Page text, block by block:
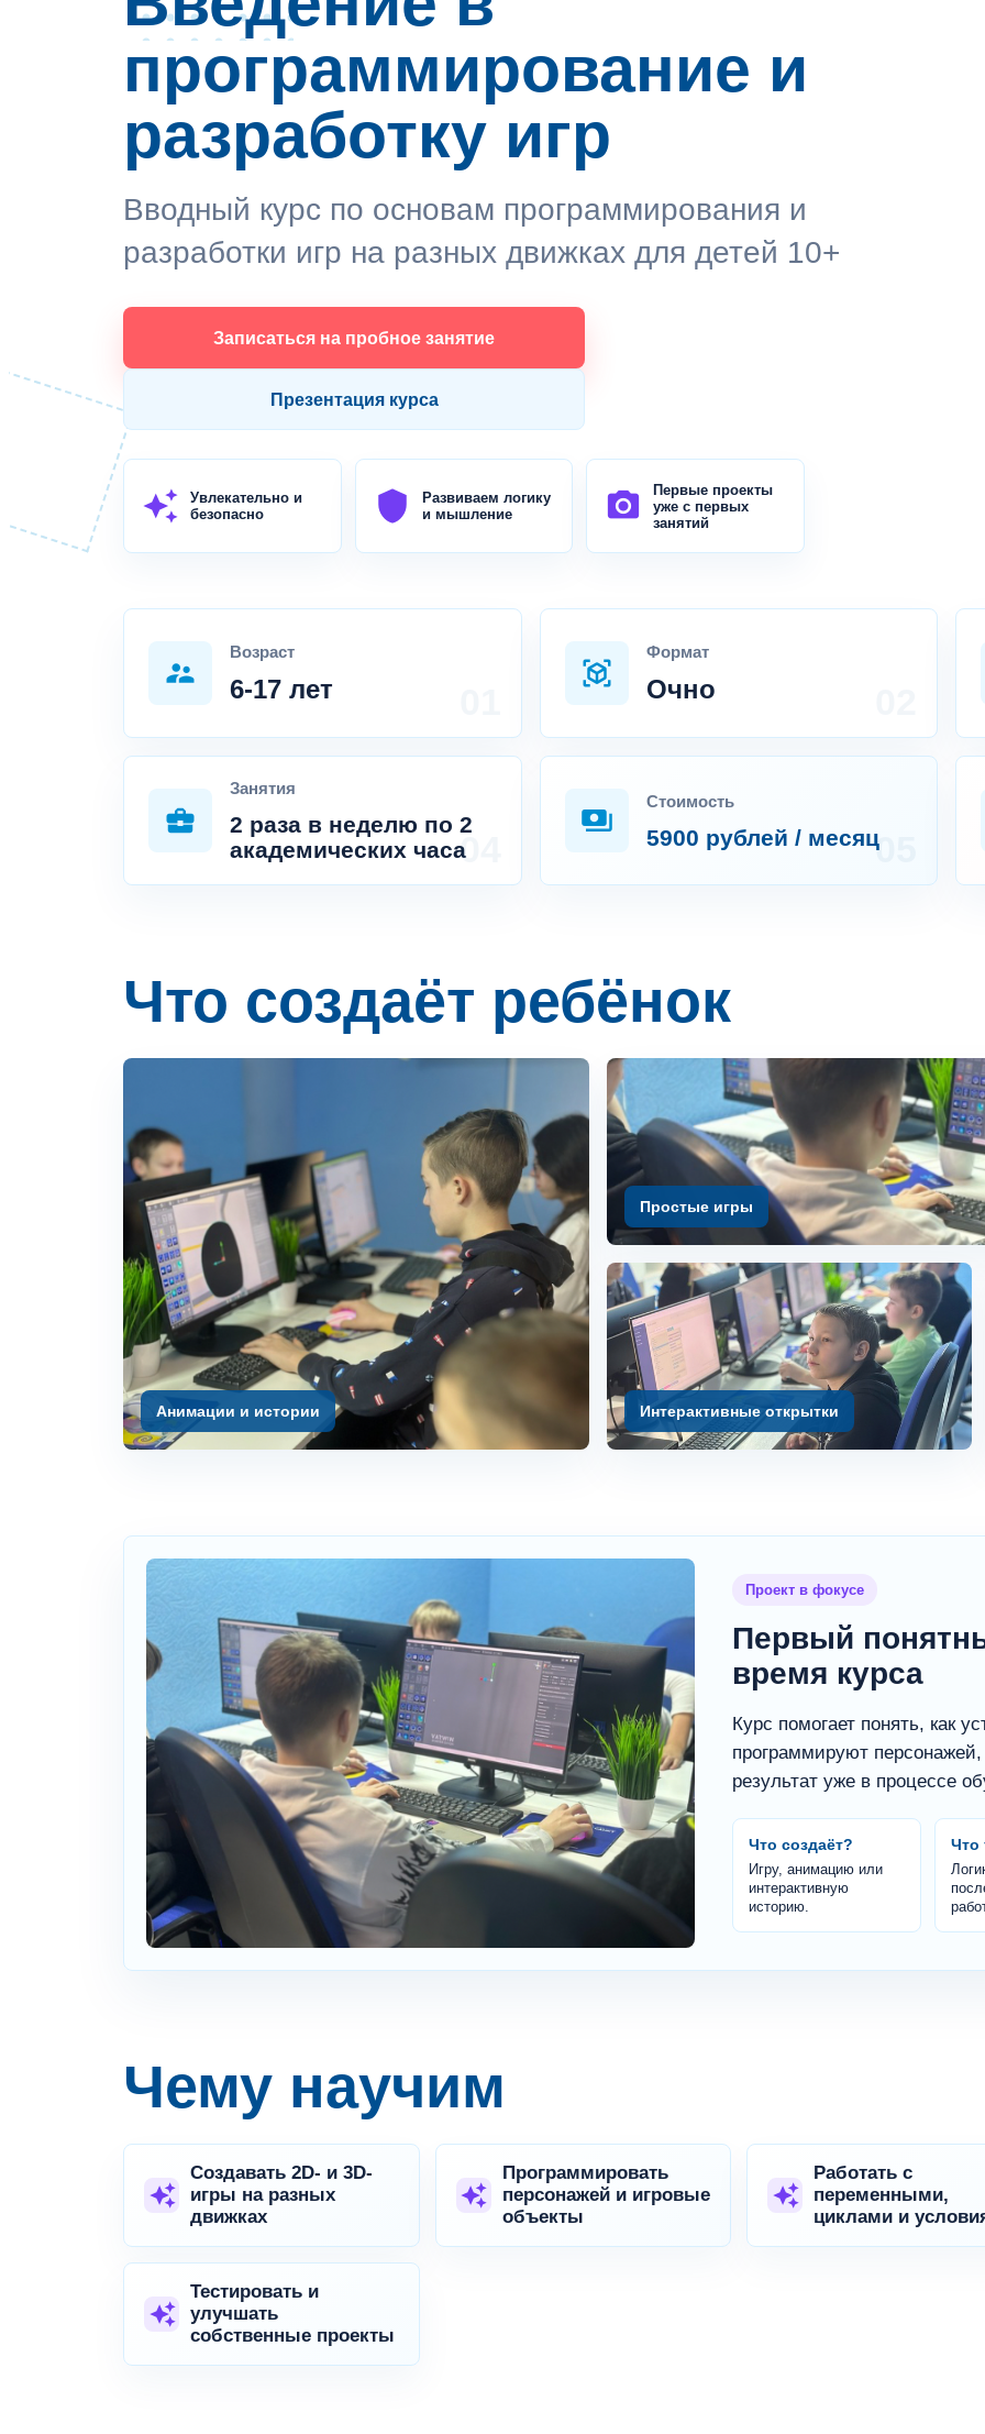
программирование и
разработку игр
Вводный курс по основам программирования и
разработки игр на разных движках для детей 10+
Записаться на пробное занятие
Презентация курса
auto_awesome
Увлекательно и
безопасно
shield
Развиваем логику
и мышление
photo_camera
Первые проекты
уже с первых
занятий
supervisor_account
Возраст
6-17 лет view_in_ar
Формат
Очно
business_center
Занятия
2 раза в неделю по 2
академических часа
payments
Стоимость
5900 рублей / месяц
Что создаёт ребёнок
Анимации и истории
Простые игры
Интерактивные открытки
Проект в фокусе
Первый
время курса
Курс помогает понять, как
программируют
результат уже в процессе
Что создаёт?
Игру, анимацию или
интерактивную
историю.
Что
Чему научим
Создавать 2D- и 3D-
игры на разных
движках
Программировать
персонажей и игровые
объекты
Работать с
переменными,
циклами и
Тестировать и
улучшать
собственные проекты